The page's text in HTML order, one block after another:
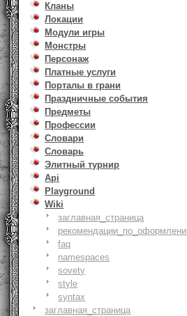
Кланы
Локации
Модули игры
Монстры
Персонаж
Платные услуги
Порталы в грани
Праздничные события
Предметы
Профессии
Словари
Словарь
Элитный турнир
Api
Playground
Wiki
заглавная_страница
faq
namespaces
sovety
style
syntax
заглавная_страница